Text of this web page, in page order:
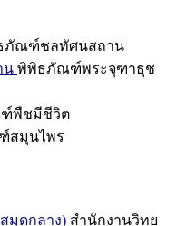
ภัณฑ์ชลทัศนสถาน
น พิพิธภัณฑ์พระจุฑาธุช
พืชมีชีวิต
สมุนไพร
มุดกลาง) สำนักงานวิทย